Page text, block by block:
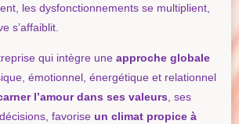
les dysfonctionnements se multiplient,
s’affaiblit.
qui intègre une approche globale
émotionnel, énergétique et relationnel
l’amour dans ses valeurs , ses
favorise un climat propice à